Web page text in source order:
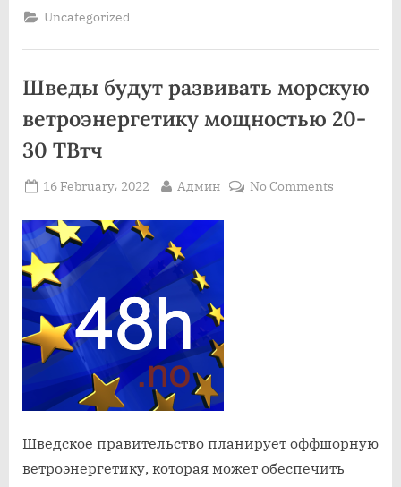
и
наводнений
Бразилии
погибших”
Uncategorized
Шведы будут развивать морскую
ветроэнергетику мощностью 20-
30 ТВтч
Posted
16 February، 2022 By
Админ No Commentson
Шведское правительство планирует оффшорную
ветроэнергетику, которая может обеспечить